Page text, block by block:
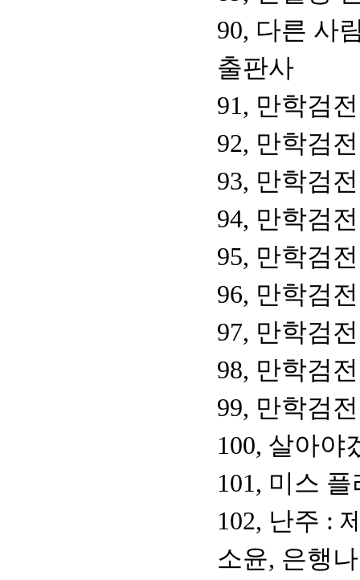
90, 다른 사
출판사
91, 만학검
92, 만학검
93, 만학검
94, 만학검
95, 만학검
96, 만학검
97, 만학검
98, 만학검
99, 만학검
100, 살아야
101, 미스
102, 난주 :
소윤, 은행